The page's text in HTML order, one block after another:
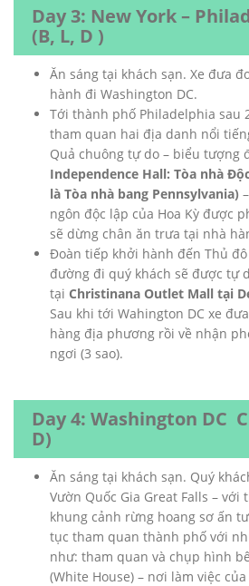
Day 3: New York –
(B, L, D )
Ăn sáng tại khách sạn. Xe đưa
hành đi Washington DC.
Tới thành phố Philadelphia sau
tham quan hai địa danh nổi
Quả chuông tự do – biểu tượng
Independence Hall: Tòa nhà
là Tòa nhà bang Pennsylvania)
ngôn độc lập của Hoa Kỳ được
sẽ dừng chân ăn trưa tại nhà
Đoàn tiếp khởi hành đến Thủ
đường đi quý khách sẽ được tự
tại Christinana Outlet Mall tại
Sau khi tới Wahington DC xe
hàng địa phương rồi về nhận
ngơi (3 sao).
Day 4: Washington DC
D)
Ăn sáng tại khách sạn. Quý
Vườn Quốc Gia Great Falls – với
khung cảnh rừng hoang sơ ấn
tục tham quan thành phố với
như: tham quan và chụp hình
(White House) – nơi làm việc